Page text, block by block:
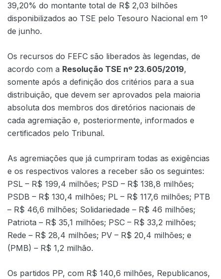
39,20% do montante total de R$ 2,03 bilhões
disponibilizados ao TSE pelo Tesouro Nacional em 1º
de junho.
Os recursos do FEFC são liberados às legendas, de
acordo com a Resolução TSE nº 23.605/2019,
somente após a definição dos critérios para a sua
distribuição, que devem ser aprovados pela maioria
absoluta dos membros dos diretórios nacionais de
cada agremiação e, posteriormente, informados e
certificados pelo Tribunal.
As agremiações que já cumpriram todas as exigências
e os respectivos valores a receber são os seguintes:
PSL – R$ 199,4 milhões; PSD – R$ 138,8 milhões;
PSDB – R$ 130,4 milhões; PL – R$ 117,6 milhões; PTB
– R$ 46,6 milhões; Solidariedade – R$ 46 milhões;
Patriota – R$ 35,1 milhões; PSC – R$ 33,2 milhões;
Rede – R$ 28,4 milhões; PV – R$ 20,4 milhões; e
(PMB) – R$ 1,2 milhão.
Os partidos PP, com R$ 140,6 milhões, Republicanos,